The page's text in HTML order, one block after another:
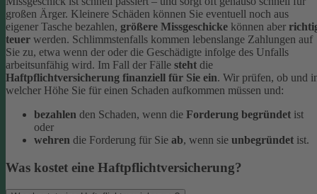
großen Ärger. Kleinere Schäden können Sie eventuell noch aus
eigener Tasche bezahlen, größere Missgeschicke können aber
teuer werden. Schlimmstenfalls kommen lebenslange Zahlungen auf
Sie zu, etwa wenn der oder die Geschädigte infolge des Unfalls
arbeitsunfähig wird. Im Fall der Fälle steht die
Haftpflichtversicherung finanziell für Sie ein. Wir prüfen, ob und
welcher Höhe Sie für einen Schaden aufkommen müssen und:
bezahlen den Schaden, wenn die Forderung begründet ist
oder
wehren die Forderung für Sie ab, wenn sie unbegründet ist.
Was kostet eine Haftpflichtversicherung?